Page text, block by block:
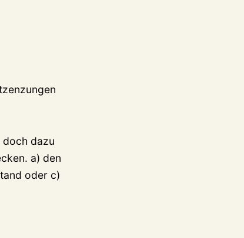
doch dazu
a) den
oder c)